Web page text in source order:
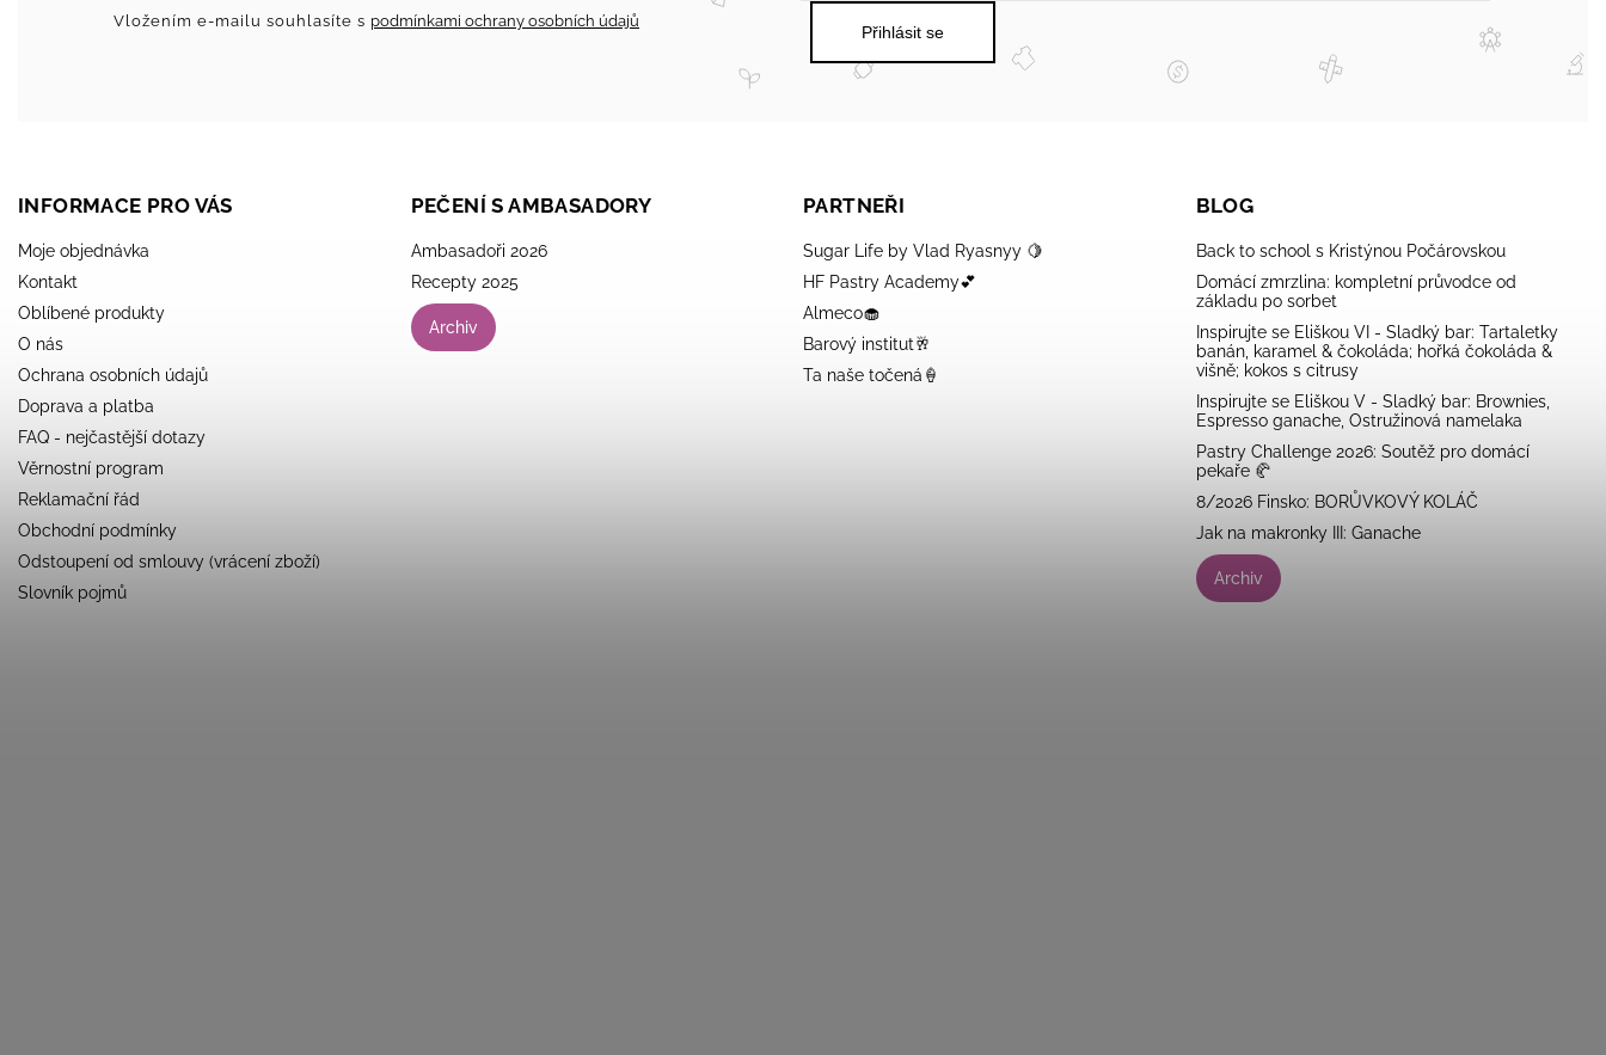
Vložením e-mailu souhlasíte s podmínkami ochrany osobních údajů
Přihlásit se
INFORMACE PRO VÁS
Moje objednávka
Kontakt
Oblíbené produkty
O nás
Ochrana osobních údajů
Doprava a platba
FAQ - nejčastější dotazy
Věrnostní program
Reklamační řád
Obchodní podmínky
Odstoupení od smlouvy (vrácení zboží)
Slovník pojmů
PEČENÍ S AMBASADORY
Ambasadoři 2026
Recepty 2025
Archiv
PARTNEŘI
Sugar Life by Vlad Ryasnyy 🍋
HF Pastry Academy💕
Almeco🧁
Barový institut🥂
Ta naše točená🍦
BLOG
Back to school s Kristýnou Počárovskou
Domácí zmrzlina: kompletní průvodce od
základu po sorbet
Inspirujte se Eliškou VI - Sladký bar: Tartaletky
banán, karamel & čokoláda; hořká čokoláda &
višně; kokos s citrusy
Inspirujte se Eliškou V - Sladký bar: Brownies,
Espresso ganache, Ostružinová namelaka
Pastry Challenge 2026: Soutěž pro domácí
pekaře 🥐
8/2026 Finsko: BORŮVKOVÝ KOLÁČ
Jak na makronky III: Ganache
Archiv